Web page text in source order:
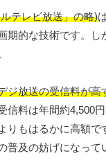
テレビ放送」の略)
期的な技術です。し
ジ放送の受信料が高
信料は年間約4,500
りもはるかに高額で
普及の妨げになって